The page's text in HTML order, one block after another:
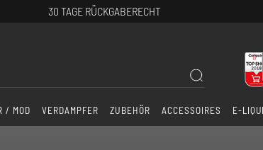
30 TAGE RÜCKGABERECHT
/ MOD VERDAMPFER ZUBEHÖR ACCESSOIRES E-